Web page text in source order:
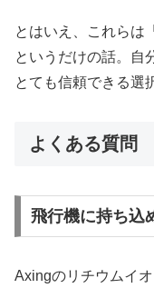
とはいえ、これらは
というだけの話。自
とても信頼できる選
よくある質問
飛行機に持ち込
Axingのリチウムイ